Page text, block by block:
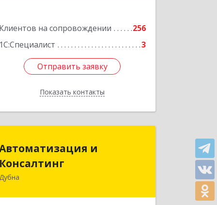
Клиентов на сопровождении
256
1С:Специалист
3
Отправить заявку
Показать контакты
Отправить заявку
Назад
и
Консалтинг
Дубна
Консалтинг
141983, Московская обл, г.о.Дубна,